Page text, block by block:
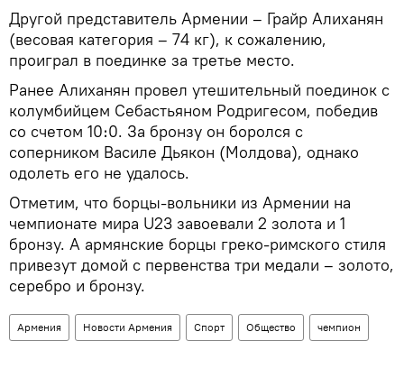
Другой представитель Армении – Грайр Алиханян
(весовая категория – 74 кг), к сожалению,
проиграл в поединке за третье место.
Ранее Алиханян провел утешительный поединок с
колумбийцем Себастьяном Родригесом, победив
со счетом 10։0. За бронзу он боролся с
соперником Василе Дьякон (Молдова), однако
одолеть его не удалось.
Отметим, что борцы-вольники из Армении на
чемпионате мира U23 завоевали 2 золота и 1
бронзу. А армянские борцы греко-римского стиля
привезут домой с первенства три медали – золото,
серебро и бронзу.
Армения Новости Армения Спорт Общество чемпион